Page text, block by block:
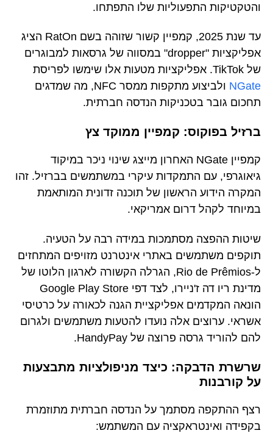
והטקטיקות התפעוליות שלו התפתחו.
עד שנת 2025, קמפיין קשור שזוהה בשם RatOn הציג
אפליקציות "dropper" במסווה של גרסאות למבוגרים
של TikTok. אפליקציות מטעות אלו שימשו לפריסת
NGate
ולביצוע מתקפות ממסר NFC, מה שמדגים
תחכום גובר בטכניקות הנדסה חברתית.
ברזיל בפוקוס: קמפיין ממוקד צץ
קמפיין NGate האחרון מייצג שינוי ניכר במיקוד
גיאוגרפי, עם התמקדות עיקרי במשתמשים בברזיל. זהו
המקרה הידוע הראשון של תוכנה זדונית המותאמת
במיוחד לקהל דרום אמריקאי.
שיטות ההפצה מסתמכות במידה רבה על הטעיה.
תוקפים משתמשים באתרי אינטרנט מזויפים המתחזים
ל-Rio de Prêmios, הגרלה הקשורה לארגון הלוטו של
מדינת ריו דה ז'ניירו, לצד דפי Google Play Store
הונאה המקדמים אפליקציית הגנה לכאורה על כרטיסי
אשראי. ערוצים אלה נועדו להטעות משתמשים ולגרום
להם להוריד גרסה פרוצה של HandyPay.
שרשרת הדבקה: כיצד מניפולציות מתבצעות
על קורבנות
רצף ההתקפה מסתמך על הנדסה חברתית מתוזמרת
בקפידה ואינטראקציה עם המשתמש: